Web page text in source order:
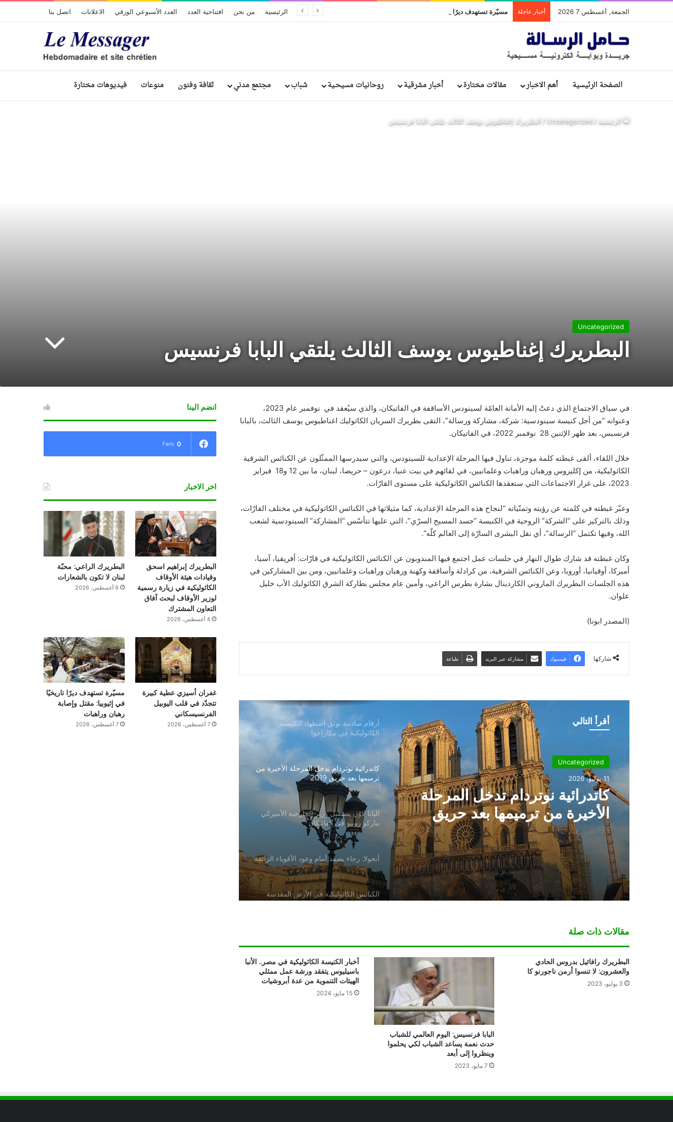
الجمعة, أغسطس 7 2026 أخبار عاجلة مسيّرة تستهدف ديرًا تاريخيًا في إثيوبيا: مقتل وإصابة رهبان وراهبات الرئيسية من نحن افتتاحية العدد العدد الأسبوعي الورقي الاعلانات اتصل بنا
الصفحة الرئيسية أهم الاخبار مقالات مختارة أخبار مشرقية روحانيات مسيحـية شباب مجتمع مدني ثقافة وفنون منوعات فيديوهات مختارة
الرئيسية/
Uncategorized
/ البطريرك إغناطيوس يوسف الثالث يلتقي البابا فرنسيس
Uncategorized
البطريرك إغناطيوس يوسف الثالث يلتقي البابا فرنسيس
في سياق الاجتماع الذي دعتْ إليه الأمانة العامّة لسينودس الأساقفة في الفاتيكان، والذي سيُعقد في نوفمبر عام 2023،
وعنوانه “من أجل كنيسة سينودسية: شركة، مشاركة ورسالة”، التقى بطريرك السريان الكاثوليك اغناطيوس يوسف الثالث، بالبابا
فرنسيس، بعد ظهر الإثنين 28 نوفمبر 2022، في الفاتيكان.
خلال اللقاء، ألقى غبطته كلمة موجزة، تناول فيها المرحلة الإعدادية للسينودس، والتي سيدرسها الممثّلون عن الكنائس الشرقية
الكاثوليكية، من إكليروس ورهبان وراهبات وعلمانيين، في لقائهم في بيت عنيا، درعون – حريصا، لبنان، ما بين 12 و18 فبراير
2023، على غرار الاجتماعات التي ستعقدها الكنائس الكاثوليكية على مستوى القارّات.
وعبّر غبطته في كلمته عن رؤيته وتمنّياته “لنجاح هذه المرحلة الإعدادية، كما مثيلاتها في الكنائس الكاثوليكية في مختلف القارّات،
وذلك بالتركيز على “الشركة” الروحية في الكنيسة “جسد المسيح السرّي”، التي عليها تتأسّس “المشاركة” السينودسية لشعب
الله، وفيها تكتمل “الرسالة”، أي نقل البشرى السارّة إلى العالم كلّه”.
وكان غبطته قد شارك طوال النهار في جلسات عمل اجتمع فيها المندوبون عن الكنائس الكاثوليكية في قارّات: أفريقيا، آسيا،
أميركا، أوقيانيا، أوروبا، وعن الكنائس الشرقية، من كرادلة وأساقفة وكهنة ورهبان وراهبات وعلمانيين، ومن بين المشاركين في
هذه الجلسات البطريرك الماروني الكاردينال بشارة بطرس الراعي، وأمين عام مجلس بطاركة الشرق الكاثوليك الأب خليل
علوان.
(المصدر ابونا)
شاركها فيسبوك مشاركة عبر البريد طباعة
أقرأ التالي
Uncategorized
11 يوليو، 2026
كاتدرائية نوتردام تدخل المرحلة
الأخيرة من ترميمها بعد حريق
2019
الصراع في الشرق الأوسط
دعوة مشتركة لتجديد الإيمان وترسيخ السلام
الأرض المقدسة وساعدوا في تعزيز الحوار
بطريركا الأقباط الكاثوليك والروم الكاثوليك
أرقام صادمة توثق اضطهاد الكنيسة
الكاثوليكية في نيكاراجوا
كاتدرائية نوتردام تدخل المرحلة الأخيرة من
ترميمها بعد حريق 2019
البابا لاوُن يستقبل وزير الخارجية الأميركي
ماركو روبيو في الفاتيكان
أنجولا: رجاء يصمد أمام وعود الأقوياء الزائفة
الكنائس الكاثوليكية في الأرض المقدسة
تدين تدنيس تمثال المسيح المصلوب
الصراع في الشرق الأوسط
الكاردينال بيتسابالا: الكنيسة لن تتخلى أبدًا
عن المحتاجين في غزة
مقالات ذات صلة
البطريرك رافائيل بدروس الحادي
والعشرون: لا تنسوا أرمن ناجورنو كا
3 يوليو، 2023
البابا فرنسيس: اليوم العالمي للشباب
حدث نعمة يساعد الشباب لكي يحلموا
وينظروا إلى أبعد
7 مايو، 2023
أخبار الكنيسة الكاثوليكية في مصر.. الأنبا
باسيليوس يتفقد ورشة عمل ممثلي
الهيئات التنموية من عدة أبروشيات
15 مايو، 2024
انضم الينا
0
Fans
اخر الاخبار
البطريرك إبراهيم اسحق
وقيادات هيئة الأوقاف
الكاثوليكية في زيارة رسمية
لوزير الأوقاف لبحث آفاق
التعاون المشترك
4 أغسطس، 2026
البطريرك الراعي: محبّة
لبنان لا تكون بالشعارات
6 أغسطس، 2026
غفران أسيزي عطية كبيرة
تتجدّد في قلب اليوبيل
الفرنسيسكاني
7 أغسطس، 2026
مسيّرة تستهدف ديرًا تاريخيًا
في إثيوبيا: مقتل وإصابة
رهبان وراهبات
7 أغسطس، 2026